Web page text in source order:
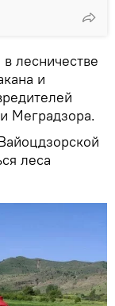
лесничестве
и
Меградзора.
леса